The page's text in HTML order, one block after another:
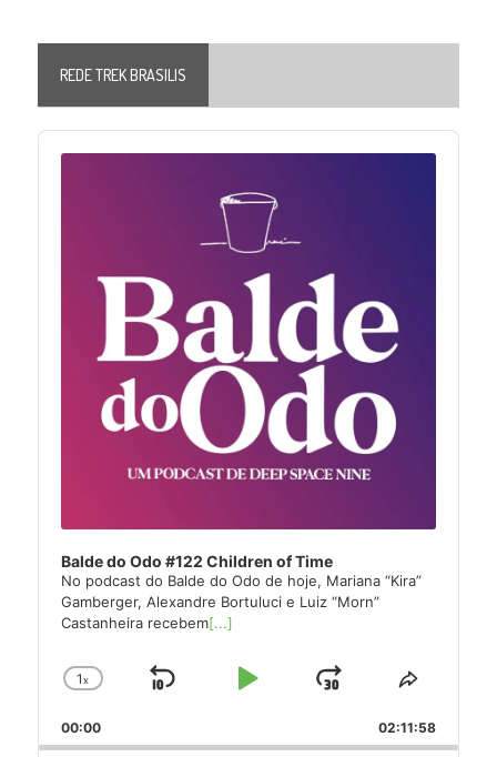
REDE TREK BRASILIS
Audio
Player
Balde do Odo #122 Children of Time
No podcast do Balde do Odo de hoje, Mariana “Kira”
Gamberger, Alexandre Bortuluci e Luiz “Morn”
Castanheira recebem[...]
Change
Rate
1x
Skip
Play
Jump
Forward
Share
Episode
00:00 02:11:58